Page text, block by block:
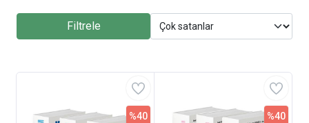
Filtrele
%40 %40